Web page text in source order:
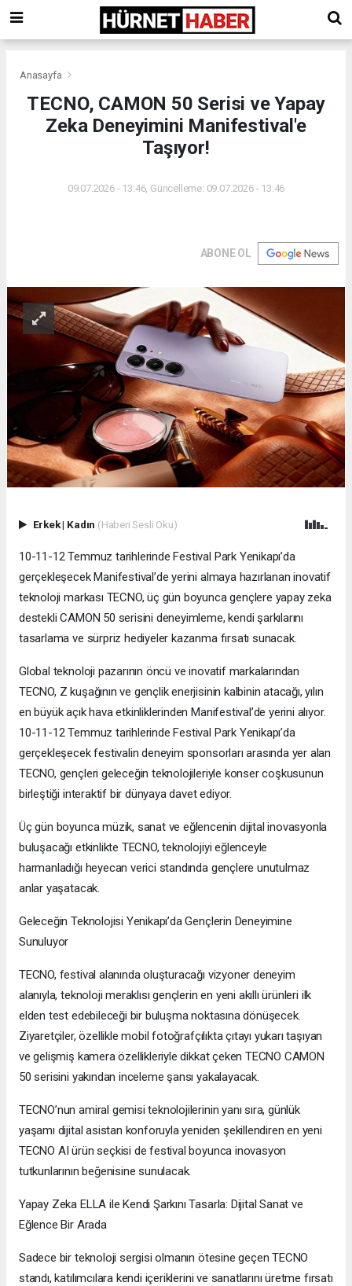
Anasayfa
TECNO, CAMON 50 Serisi ve Yapay
Zeka Deneyimini Manifestival'e
Taşıyor!
09.07.2026 - 13:46, Güncelleme: 09.07.2026 - 13:46
ABONE OL
Erkek| Kadın (Haberi Sesli Oku)
10-11-12 Temmuz tarihlerinde Festival Park Yenikapı’da
gerçekleşecek Manifestival’de yerini almaya hazırlanan inovatif
teknoloji markası TECNO, üç gün boyunca gençlere yapay zeka
destekli CAMON 50 serisini deneyimleme, kendi şarkılarını
tasarlama ve sürpriz hediyeler kazanma fırsatı sunacak.
Global teknoloji pazarının öncü ve inovatif markalarından
TECNO, Z kuşağının ve gençlik enerjisinin kalbinin atacağı, yılın
en büyük açık hava etkinliklerinden Manifestival’de yerini alıyor.
10-11-12 Temmuz tarihlerinde Festival Park Yenikapı’da
gerçekleşecek festivalin deneyim sponsorları arasında yer alan
TECNO, gençleri geleceğin teknolojileriyle konser coşkusunun
birleştiği interaktif bir dünyaya davet ediyor.
Üç gün boyunca müzik, sanat ve eğlencenin dijital inovasyonla
buluşacağı etkinlikte TECNO, teknolojiyi eğlenceyle
harmanladığı heyecan verici standında gençlere unutulmaz
anlar yaşatacak.
Geleceğin Teknolojisi Yenikapı’da Gençlerin Deneyimine
Sunuluyor
TECNO, festival alanında oluşturacağı vizyoner deneyim
alanıyla, teknoloji meraklısı gençlerin en yeni akıllı ürünleri ilk
elden test edebileceği bir buluşma noktasına dönüşecek.
Ziyaretçiler, özellikle mobil fotoğrafçılıkta çıtayı yukarı taşıyan
ve gelişmiş kamera özellikleriyle dikkat çeken TECNO CAMON
50 serisini yakından inceleme şansı yakalayacak.
TECNO’nun amiral gemisi teknolojilerinin yanı sıra, günlük
yaşamı dijital asistan konforuyla yeniden şekillendiren en yeni
TECNO AI ürün seçkisi de festival boyunca inovasyon
tutkunlarının beğenisine sunulacak.
Yapay Zeka ELLA ile Kendi Şarkını Tasarla: Dijital Sanat ve
Eğlence Bir Arada
Sadece bir teknoloji sergisi olmanın ötesine geçen TECNO
standı, katılımcılara kendi içeriklerini ve sanatlarını üretme fırsatı